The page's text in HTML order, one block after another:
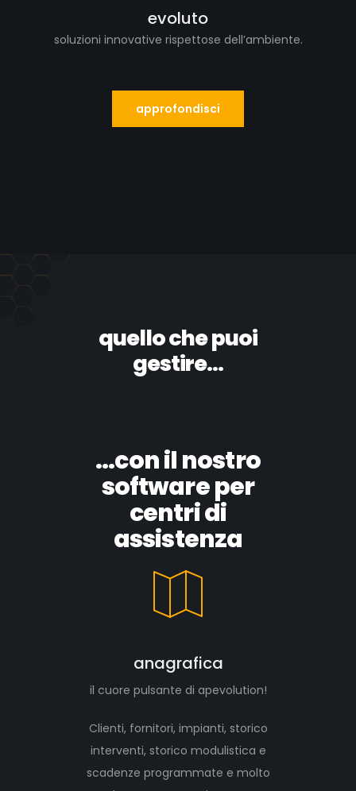
evoluto
soluzioni innovative rispettose dell’ambiente.
approfondisci
quello che puoi
gestire...
...con il nostro
software per
centri di
assistenza
anagrafica
il cuore pulsante di apevolution!
Clienti, fornitori, impianti, storico
interventi, storico modulistica e
scadenze programmate e molto